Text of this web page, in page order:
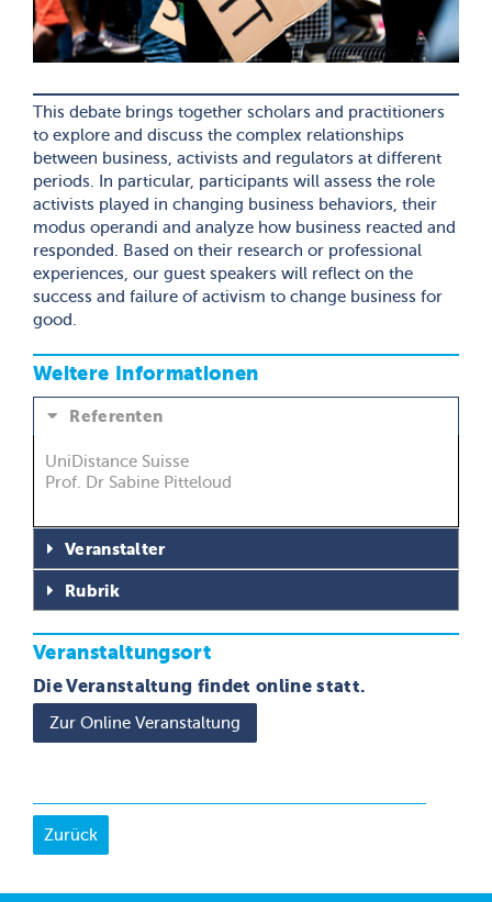
This debate brings together scholars and practitioners
to explore and discuss the complex relationships
between business, activists and regulators at different
periods. In particular, participants will assess the role
activists played in changing business behaviors, their
modus operandi and analyze how business reacted and
responded. Based on their research or professional
experiences, our guest speakers will reflect on the
success and failure of activism to change business for
good.
Weitere Informationen
Referenten
UniDistance Suisse
Prof. Dr Sabine Pitteloud
Veranstalter
Rubrik
Veranstaltungsort
Die Veranstaltung findet online statt.
Zur Online Veranstaltung